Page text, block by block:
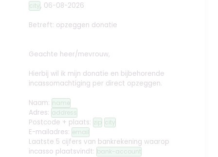
city, 06-08-2026
Betreft: opzeggen donatie
Geachte heer/mevrouw,
Hierbij wil ik mijn donatie en bijbehorende
incassomachtiging per direct opzeggen.
Naam: name
Adres: address
Postcode + plaats: zip city
E-mailadres: email
Laatste 5 cijfers van bankrekening waarop
incasso plaatsvindt: bank-account